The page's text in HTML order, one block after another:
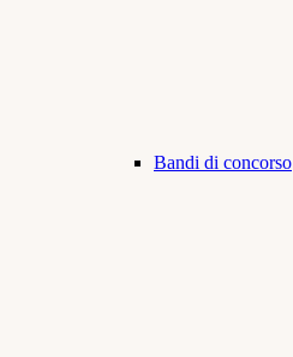
Bandi di concorso